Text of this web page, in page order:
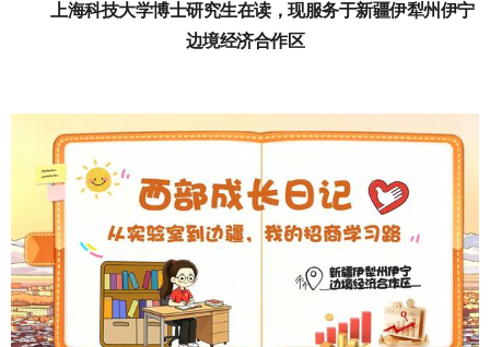
上海科技大学博士研究生在读，现服务于新疆伊犁州伊宁
边境经济合作区